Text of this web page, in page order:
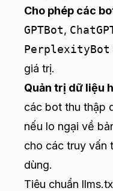
Cho phép các
GPTBot,
PerplexityBot
giá trị.
Quản trị dữ liệu
các bot thu thập
nếu lo ngại về
cho các truy vấn
dùng.
Tiêu chuẩn